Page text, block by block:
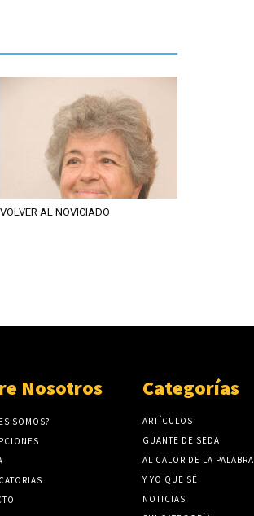
VOLVER AL NOVICIADO
Nosotros
SOMOS?
Categorías
ARTÍCULOS
GUANTE DE SEDA
AL CALOR DE LA PALABRA
Y YO QUE SÉ
NOTICIAS